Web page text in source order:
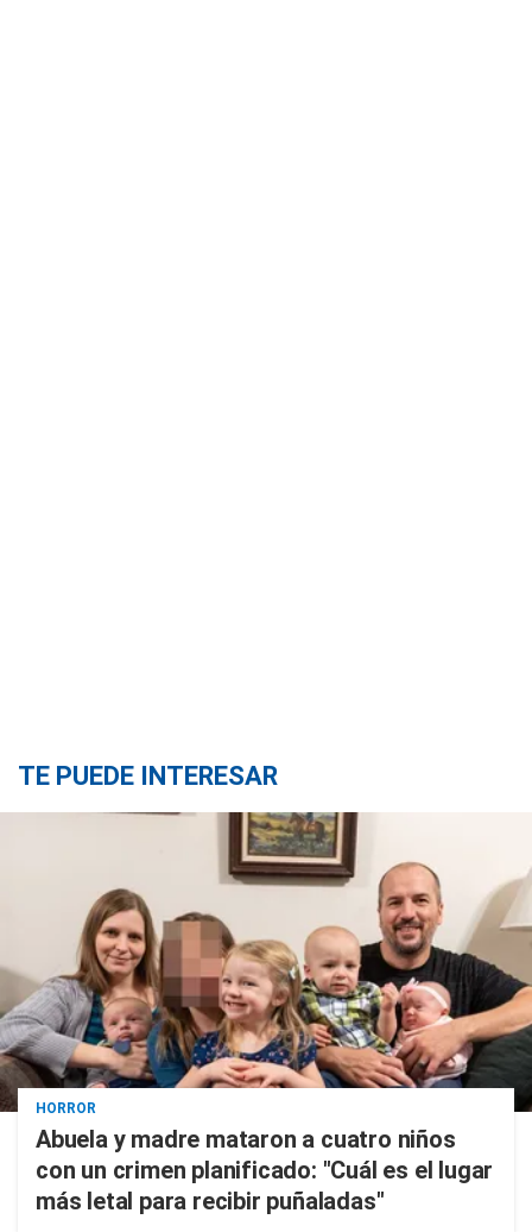
TE PUEDE INTERESAR
HORROR
Abuela y madre mataron a cuatro niños
con un crimen planificado: "Cuál es el lugar
más letal para recibir puñaladas"